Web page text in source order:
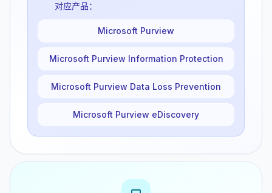
对应产品：
Microsoft Purview
Microsoft Purview Information Protection
Microsoft Purview Data Loss Prevention
Microsoft Purview eDiscovery